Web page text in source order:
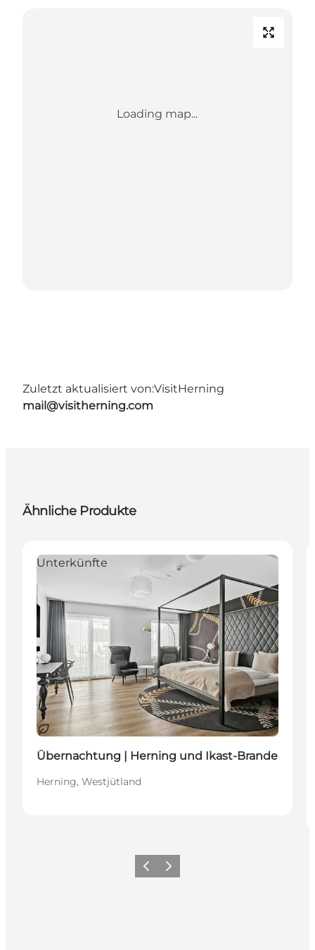
Loading map...
Zuletzt aktualisiert von:VisitHerning
mail@visitherning.com
Ähnliche Produkte
Nachhaltig
Unterkünfte
Übernachtung | Herning und Ikast-Brande
Herning, Westjütland
ZurückWeiter